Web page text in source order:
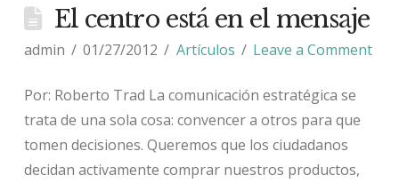
El centro está en el mensaje
admin 01/27/2012 Artículos Leave a Comment
Por: Roberto Trad La comunicación estratégica se
trata de una sola cosa: convencer a otros para que
tomen decisiones. Queremos que los ciudadanos
decidan activamente comprar nuestros productos,